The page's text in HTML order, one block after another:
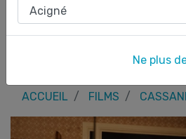
ACCUEIL FILMS
Ne plus